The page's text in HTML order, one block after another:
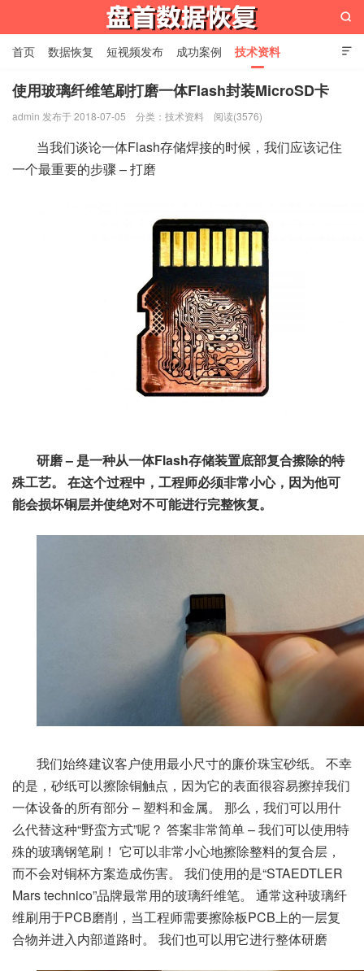

首页 数据恢复 短视频发布 成功案例 技术资料
关于我们 设备展示 常见问题

使用玻璃纤维笔刷打磨一体Flash封装MicroSD卡
admin 发布于 2018-07-05 分类： 技术资料 阅读(3576)
当我们谈论一体Flash存储焊接的时候，我们应该记住
一个最重要的步骤 – 打磨
研磨 – 是一种从一体Flash存储装置底部复合擦除的特
殊工艺。 在这个过程中，工程师必须非常小心，因为他可
能会损坏铜层并使绝对不可能进行完整恢复。
我们始终建议客户使用最小尺寸的廉价珠宝砂纸。 不幸
的是，砂纸可以擦除铜触点，因为它的表面很容易擦掉我们
一体设备的所有部分 – 塑料和金属。
那么，我们可以用什
么代替这种“野蛮方式”呢？ 答案非常简单 – 我们可以使用特
殊的玻璃钢笔刷！ 它可以非常小心地擦除整料的复合层，
而不会对铜杯方案造成伤害。
我们使用的是“STAEDTLER
Mars technico”品牌最常用的玻璃纤维笔。
通常这种玻璃纤
维刷用于PCB磨削，当工程师需要擦除板PCB上的一层复
合物并进入内部道路时。
我们也可以用它进行整体研磨